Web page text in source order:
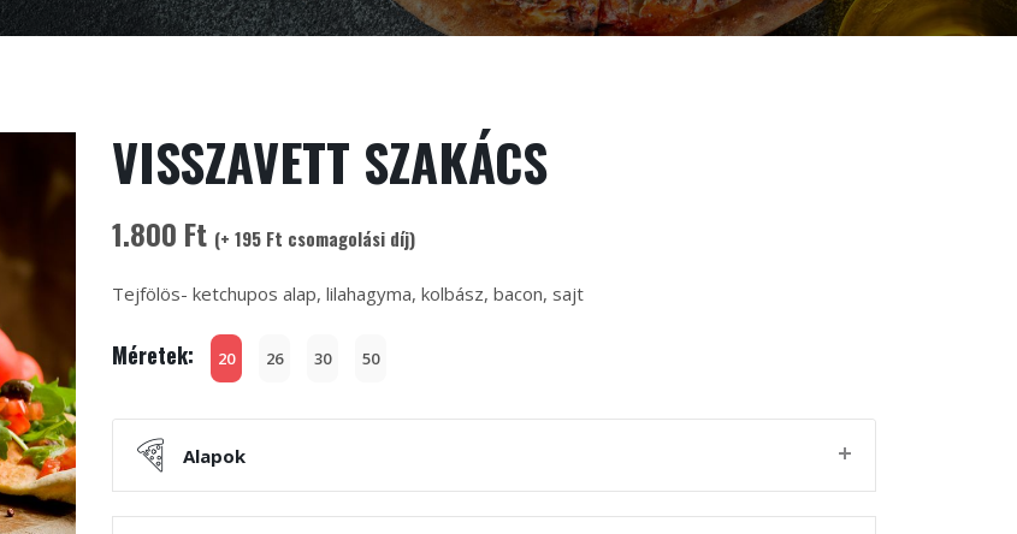
VISSZAVETT SZAKÁCS
1.800 Ft (+ 195 Ft csomagolási díj)
Tejfölös- ketchupos alap, lilahagyma, kolbász, bacon, sajt
Méretek: 20 26 30 50
Alapok